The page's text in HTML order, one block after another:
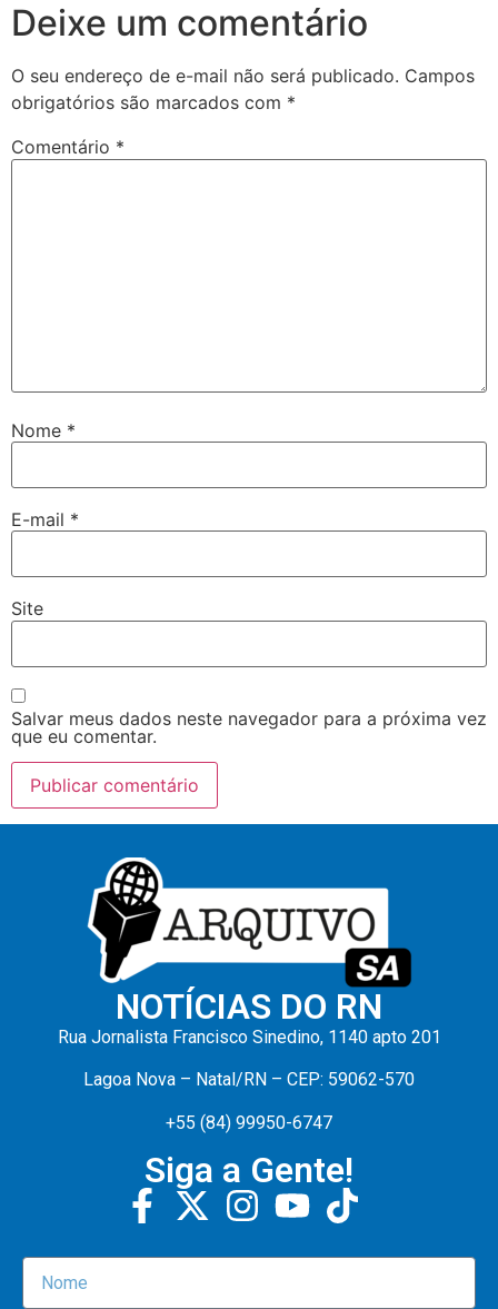
Deixe um comentário
O seu endereço de e-mail não será publicado. Campos
obrigatórios são marcados com *
Comentário *
Nome *
E-mail *
Site
Salvar meus dados neste navegador para a próxima vez
que eu comentar.
NOTÍCIAS DO RN
Rua Jornalista Francisco Sinedino, 1140 apto 201
Lagoa Nova – Natal/RN – CEP: 59062-570
+55 (84) 99950-6747
Siga a Gente!